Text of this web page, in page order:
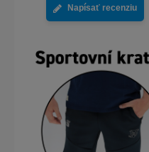
Napísať recenziu